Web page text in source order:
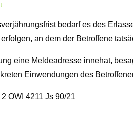
bedarf es des
an dem der Betroffene
eine Meldeadresse innehat,
Einwendungen des
OWI 4211 Js 90/21